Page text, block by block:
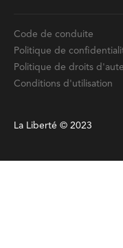
Code de conduite
Politique de
Politique de droits
Conditions d'utilisation
La Liberté © 2023